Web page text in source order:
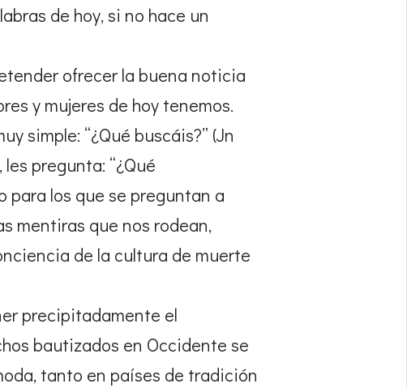
de hoy, si no hace un
ofrecer la buena noticia
y mujeres de hoy tenemos.
simple: “¿Qué buscáis?” (Jn
pregunta: “¿Qué
para los que se preguntan a
mentiras que nos rodean,
de la cultura de muerte
precipitadamente el
bautizados en Occidente se
tanto en países de tradición